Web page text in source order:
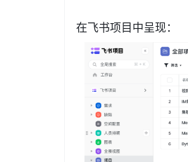
在飞书项目中呈现：